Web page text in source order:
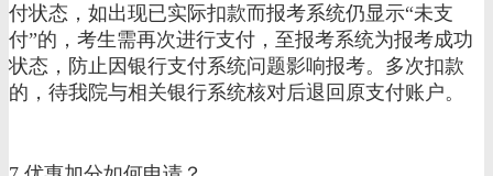
付状态，如出现已实际扣款而报考系统仍显示“未支
付”的，考生需再次进行支付，至报考系统为报考成功
状态，防止因银行支付系统问题影响报考。多次扣款
的，待我院与相关银行系统核对后退回原支付账户。